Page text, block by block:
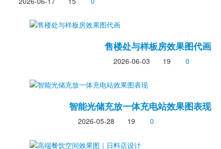
售楼处与样板房效果图代画
2026-06-03 19 0
智能光储充放一体充电站效果图表现
2026-05-28 19 0